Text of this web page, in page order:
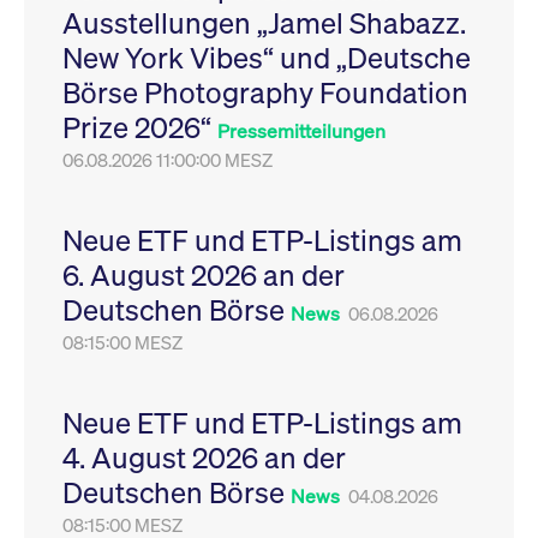
Ausstellungen „Jamel Shabazz.
New York Vibes“ und „Deutsche
Börse Photography Foundation
Prize 2026“ Pressemitteilungen
06.08.2026 11:00:00 MESZ
Neue ETF und ETP-Listings am
6. August 2026 an der
Deutschen Börse News 06.08.2026
08:15:00 MESZ
Neue ETF und ETP-Listings am
4. August 2026 an der
Deutschen Börse News 04.08.2026
08:15:00 MESZ
Leistung der Website
zu messen. Es handelt
sich um ein Muster-
Cookie, bei dem auf
das Präfix _pk_ses
eine kurze Reihe von
VISITOR_PRIVACY_METADATA
YouTube
.youtube.com
6
Monate
Dieses Cookie dient
Speicherung der
Einwilligungs- und
des Nutzers für ihre
Interaktion mit der
Sitzungen geehrt